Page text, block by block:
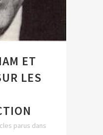
ET
LES
parus dans